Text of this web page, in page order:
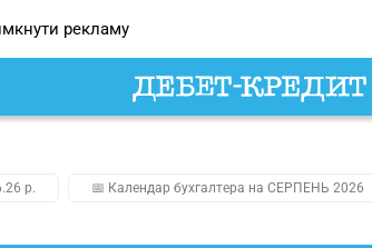
рекламу
р. 📅 Календар бухгалтера на СЕРПЕНЬ 2026